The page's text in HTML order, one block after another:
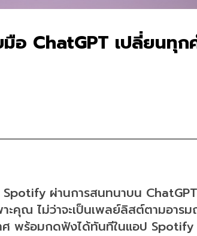
อ ChatGPT เปลี่ยนทุก
ผ่านการสนทนาบน
ะคุณ ไม่ว่าจะเป็นเพลย์ลิสต์ตามอาร
พร้อมกดฟังได้ทันทีในแอป Spotify